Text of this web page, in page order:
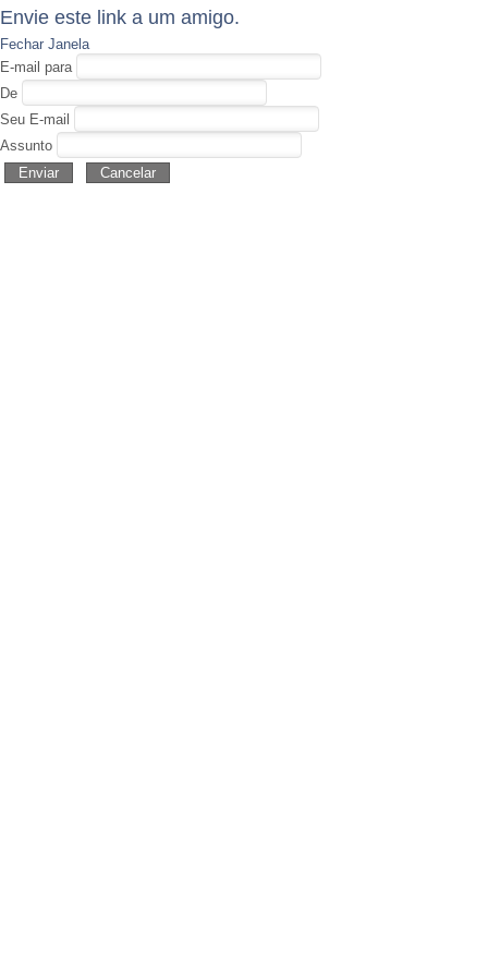
Envie este link a um amigo.
Fechar Janela
E-mail para
De
Seu E-mail
Assunto
Enviar
Cancelar